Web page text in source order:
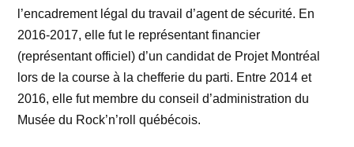
l’encadrement légal du travail d’agent de sécurité. En
2016-2017, elle fut le représentant financier
(représentant officiel) d’un candidat de Projet Montréal
lors de la course à la chefferie du parti. Entre 2014 et
2016, elle fut membre du conseil d’administration du
Musée du Rock’n’roll québécois.